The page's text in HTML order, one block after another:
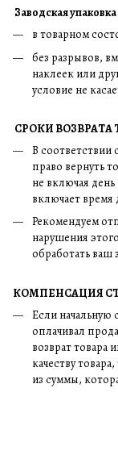
Заводская упаковка
в товарном
без разрывов,
наклеек или
условие не
СРОКИ ВОЗВРАТА
В соответствии
право вернуть
не включая
включает время
Рекомендуем
нарушения
обработать ваш
КОМПЕНСАЦИЯ
Если начальную
оплачивал
возврат товара
качеству
из суммы,